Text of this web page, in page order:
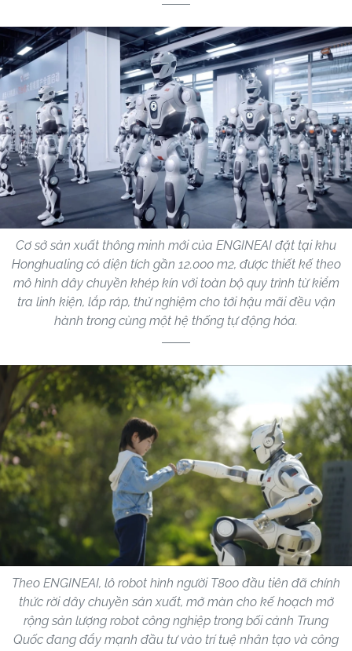
Cơ sở sản xuất thông minh mới của ENGINEAI đặt tại khu
Honghualing có diện tích gần 12.000 m2, được thiết kế theo
mô hình dây chuyền khép kín với toàn bộ quy trình từ kiểm
tra linh kiện, lắp ráp, thử nghiệm cho tới hậu mãi đều vận
hành trong cùng một hệ thống tự động hóa.
Theo ENGINEAI, lô robot hình người T800 đầu tiên đã chính
thức rời dây chuyền sản xuất, mở màn cho kế hoạch mở
rộng sản lượng robot công nghiệp trong bối cảnh Trung
Quốc đang đẩy mạnh đầu tư vào trí tuệ nhân tạo và công